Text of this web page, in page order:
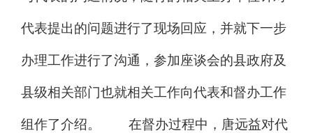
代表提出的问题进行了现场回应，并就下一步
办理工作进行了沟通，参加座谈会的县政府及
县级相关部门也就相关工作向代表和督办工作
组作了介绍。 在督办过程中，唐远益对代